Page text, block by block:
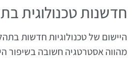
חדשנות טכנולוגית
היישום של טכנולוגיות חדשות
מהווה אסטרטגיה חשובה בשיפור